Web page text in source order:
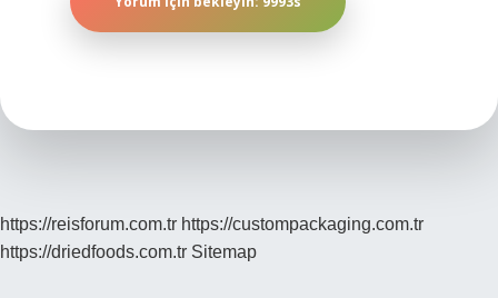
https://reisforum.com.tr https://custompackaging.com.tr
https://driedfoods.com.tr Sitemap